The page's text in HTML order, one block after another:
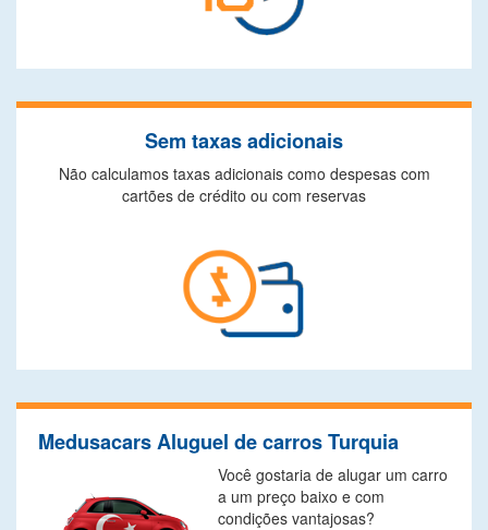
Sem taxas adicionais
Não calculamos taxas adicionais como despesas com
cartões de crédito ou com reservas
Medusacars Aluguel de carros Turquia
Você gostaria de alugar um carro
a um preço baixo e com
condições vantajosas?